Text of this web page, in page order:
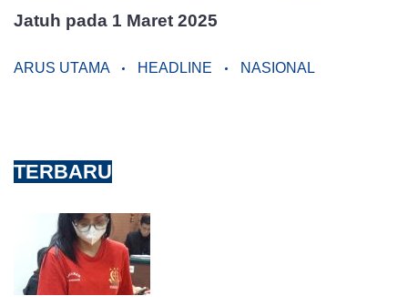
Jatuh pada 1 Maret 2025
ARUS UTAMA HEADLINE NASIONAL
TERBARU